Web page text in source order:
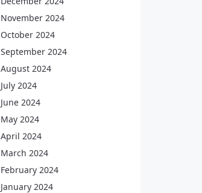
November 2024
October 2024
September 2024
August 2024
July 2024
June 2024
May 2024
April 2024
March 2024
February 2024
January 2024